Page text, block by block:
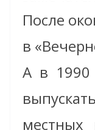
После
в
А в 1990
местных